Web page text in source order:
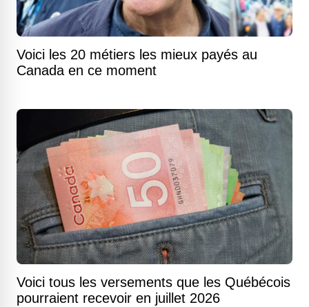
Voici les 20 métiers les mieux payés au
Canada en ce moment
Voici tous les versements que les Québécois
pourraient recevoir en juillet 2026